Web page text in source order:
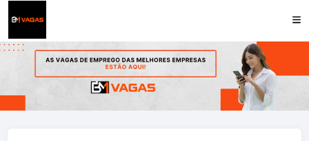
Candidatar-se para essa vaga